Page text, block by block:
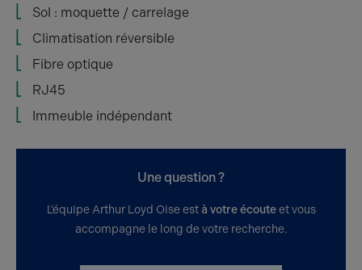
Sol : moquette / carrelage
Climatisation réversible
Fibre optique
RJ45
Immeuble indépendant
Une question ?
L’équipe Arthur Loyd Oise est à votre écouteet vous
accompagne le long de votre recherche.